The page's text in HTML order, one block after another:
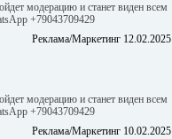
модерацию и станет виден всем
+79043709429
Реклама/Маркетинг 12.02.2025
модерацию и станет виден всем
+79043709429
Реклама/Маркетинг 10.02.2025